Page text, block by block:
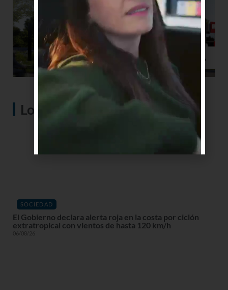
Lo más visto
SOCIEDAD
El Gobierno declara alerta roja en la costa por ciclón
extratropical con vientos de hasta 120 km/h
06/08/26